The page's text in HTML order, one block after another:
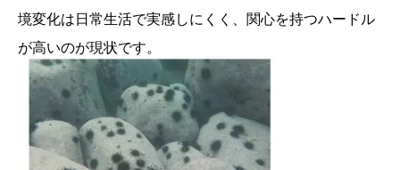
境変化は日常生活で実感しにくく、関心を持つハードル
が高いのが現状です。